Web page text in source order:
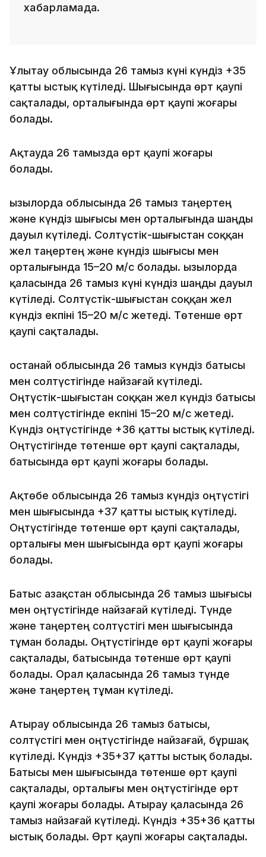
хабарламада.
Ұлытау облысында 26 тамыз күні күндіз +35
қатты ыстық күтіледі. Шығысында өрт қаупі
сақталады, орталығында өрт қаупі жоғары
болады.
Ақтауда 26 тамызда өрт қаупі жоғары
болады.
Қызылорда облысында 26 тамыз таңертең
және күндіз шығысы мен орталығында шаңды
дауыл күтіледі. Солтүстік-шығыстан соққан
жел таңертең және күндіз шығысы мен
орталығында 15–20 м/с болады. Қызылорда
қаласында 26 тамыз күні күндіз шаңды дауыл
күтіледі. Солтүстік-шығыстан соққан жел
күндіз екпіні 15–20 м/с жетеді. Төтенше өрт
қаупі сақталады.
Қостанай облысында 26 тамыз күндіз батысы
мен солтүстігінде найзағай күтіледі.
Оңтүстік-шығыстан соққан жел күндіз батысы
мен солтүстігінде екпіні 15–20 м/с жетеді.
Күндіз оңтүстігінде +36 қатты ыстық күтіледі.
Оңтүстігінде төтенше өрт қаупі сақталады,
батысында өрт қаупі жоғары болады.
Ақтөбе облысында 26 тамыз күндіз оңтүстігі
мен шығысында +37 қатты ыстық күтіледі.
Оңтүстігінде төтенше өрт қаупі сақталады,
орталығы мен шығысында өрт қаупі жоғары
болады.
Батыс Қазақстан облысында 26 тамыз шығысы
мен оңтүстігінде найзағай күтіледі. Түнде
және таңертең солтүстігі мен шығысында
тұман болады. Оңтүстігінде өрт қаупі жоғары
сақталады, батысында төтенше өрт қаупі
болады. Орал қаласында 26 тамыз түнде
және таңертең тұман күтіледі.
Атырау облысында 26 тамыз батысы,
солтүстігі мен оңтүстігінде найзағай, бұршақ
күтіледі. Күндіз +35+37 қатты ыстық болады.
Батысы мен шығысында төтенше өрт қаупі
сақталады, орталығы мен оңтүстігінде өрт
қаупі жоғары болады. Атырау қаласында 26
тамыз найзағай күтіледі. Күндіз +35+36 қатты
ыстық болады. Өрт қаупі жоғары сақталады.